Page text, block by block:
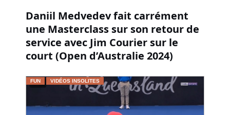
Daniil Medvedev fait carrément
une Masterclass sur son retour de
service avec Jim Courier sur le
court (Open d’Australie 2024)
FUN VIDÉOS INSOLITES